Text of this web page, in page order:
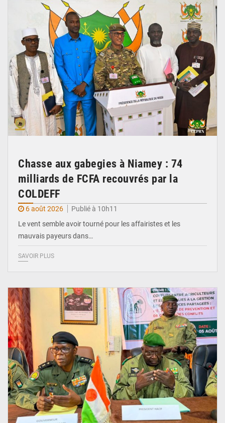
Chasse aux gabegies à Niamey : 74
milliards de FCFA recouvrés par la
COLDEFF
6 août 2026
Publié à 10h11
Le vent semble avoir tourné pour les affairistes et les
mauvais payeurs dans…
SAVOIR PLUS